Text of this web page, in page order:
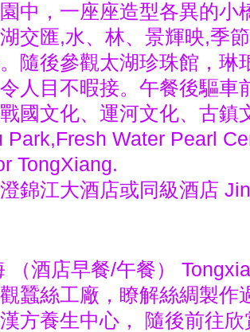
中，一座座造型各異的小
交匯,水、林、景輝映,季
隨後參觀太湖珍珠館，琳
人目不暇接。午餐後驅車
國文化、運河文化、古鎮
Park,Fresh Water Pearl
TongXiang.
錦江大酒店或同級酒店
（酒店早餐/午餐）
蠶絲工廠，瞭解絲綢製作
方養生中心， 隨後前往